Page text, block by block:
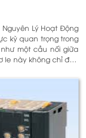
kỳ quan trọng trong
một cầu nối giữa
le này không chỉ đơn
hoạt động của các
nghiệp cũng như
công nghệ hiện đại,
hồi nhanh chóng,
và độ an toàn cho